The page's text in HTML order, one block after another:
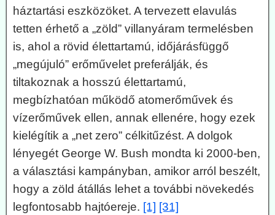
háztartási eszközöket. A tervezett elavulás
tetten érhető a „zöld” villanyáram termelésben
is, ahol a rövid élettartamú, időjárásfüggő
„megújuló” erőművelet preferálják, és
tiltakoznak a hosszú élettartamú,
megbízhatóan működő atomerőművek és
vízerőművek ellen, annak ellenére, hogy ezek
kielégítik a „net zero” célkitűzést. A dolgok
lényegét George W. Bush mondta ki 2000-ben,
a választási kampányban, amikor arról beszélt,
hogy a zöld átállás lehet a további növekedés
legfontosabb hajtóereje. [1] [31]